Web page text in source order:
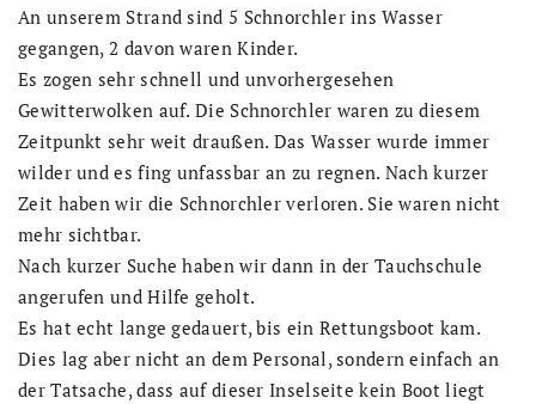
An unserem Strand sind 5 Schnorchler ins Wasser
gegangen, 2 davon waren Kinder.
Es zogen sehr schnell und unvorhergesehen
Gewitterwolken auf. Die Schnorchler waren zu diesem
Zeitpunkt sehr weit draußen. Das Wasser wurde immer
wilder und es fing unfassbar an zu regnen. Nach kurzer
Zeit haben wir die Schnorchler verloren. Sie waren nicht
mehr sichtbar.
Nach kurzer Suche haben wir dann in der Tauchschule
angerufen und Hilfe geholt.
Es hat echt lange gedauert, bis ein Rettungsboot kam.
Dies lag aber nicht an dem Personal, sondern einfach an
der Tatsache, dass auf dieser Inselseite kein Boot liegt